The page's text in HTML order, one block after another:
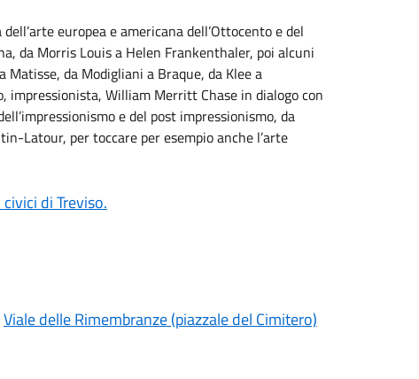
europea e americana dell’Ottocento e del
da Morris Louis a Helen Frankenthaler, poi alcuni
da Modigliani a Braque, da Klee a
impressionista, William Merritt Chase in dialogo con
e del post impressionismo, da
Latour, per toccare per esempio anche l’arte
di Treviso.
Viale delle Rimembranze(piazzale del Cimitero)